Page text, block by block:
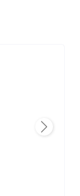
Next